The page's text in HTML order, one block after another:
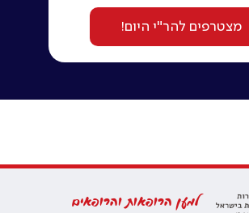
מצטרפים להר"י היום!
למען הרופאות והרופאים